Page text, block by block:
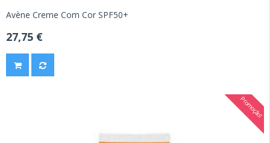
Avène Creme Com Cor SPF50+
27,75 €
Promoção!